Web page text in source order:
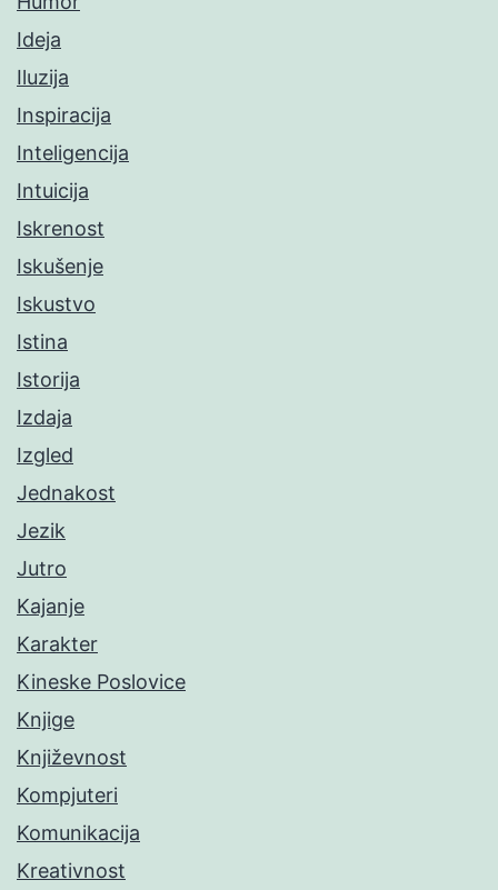
Ideja
Iluzija
Inspiracija
Inteligencija
Intuicija
Iskrenost
Iskušenje
Iskustvo
Istina
Istorija
Izdaja
Izgled
Jednakost
Jezik
Jutro
Kajanje
Karakter
Kineske Poslovice
Knjige
Književnost
Kompjuteri
Komunikacija
Kreativnost